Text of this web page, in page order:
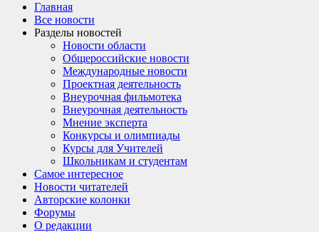
Главная
Все новости
Разделы новостей
Новости области
Общероссийские новости
Международные новости
Проектная деятельность
Внеурочная фильмотека
Внеурочная деятельность
Мнение эксперта
Конкурсы и олимпиады
Курсы для Учителей
Школьникам и студентам
Самое интересное
Новости читателей
Авторские колонки
Форумы
О редакции